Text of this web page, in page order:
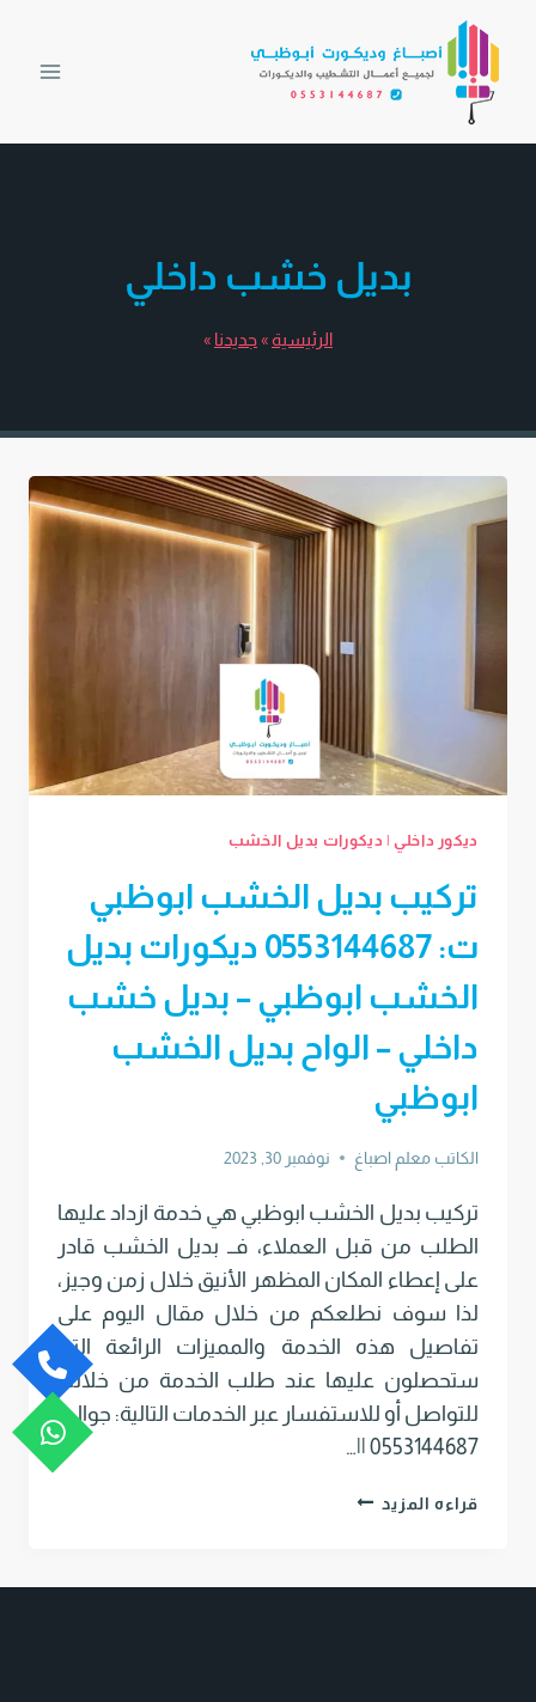
المحتوى
بديل خشب داخلي
الرئيسية»جديدنا »
ديكور داخلي | ديكورات بديل الخشب
تركيب بديل الخشب ابوظبي
ت: 0553144687 ديكورات بديل
الخشب ابوظبي – بديل خشب
داخلي – الواح بديل الخشب
ابوظبي
الكاتب معلم اصباغ نوفمبر 30, 2023
تركيب بديل الخشب ابوظبي هي خدمة ازداد عليها
الطلب من قبل العملاء، فــ بديل الخشب قادر
على إعطاء المكان المظهر الأنيق خلال زمن وجيز،
لذا سوف نطلعكم من خلال مقال اليوم على
تفاصيل هذه الخدمة والمميزات الرائعة التي
ستحصلون عليها عند طلب الخدمة من خلالنا.
للتواصل أو للاستفسار عبر الخدمات التالية: جوال :
0553144687 ||…
قراءه المزيد تركيب